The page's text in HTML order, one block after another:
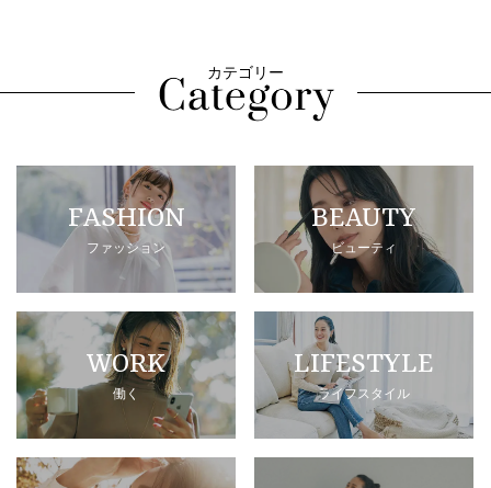
カテゴリー
FASHION
ファッション
BEAUTY
ビューティ
WORK
働く
LIFESTYLE
ライフスタイル